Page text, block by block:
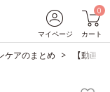
マイページ
0
カート
ケアのまとめ 【動画